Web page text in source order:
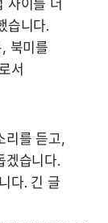
사이를 더
습니다.
북미를
서
리를 듣고,
겠습니다.
다. 긴 글